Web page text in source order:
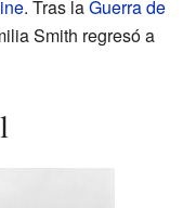
. Tras laGuerra de
Smith regresó a